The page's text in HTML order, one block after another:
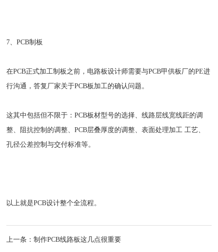
7、PCB制板
在PCB正式加工制板之前，电路板设计师需要与PCB甲供板厂的PE进
行沟通，答复厂家关于PCB板加工的确认问题。
这其中包括但不限于：PCB板材型号的选择、线路层线宽线距的调
整、阻抗控制的调整、PCB层叠厚度的调整、表面处理加工 工艺、
孔径公差控制与交付标准等。
以上就是PCB设计整个全流程。
上一条：制作PCB线路板这几点很重要